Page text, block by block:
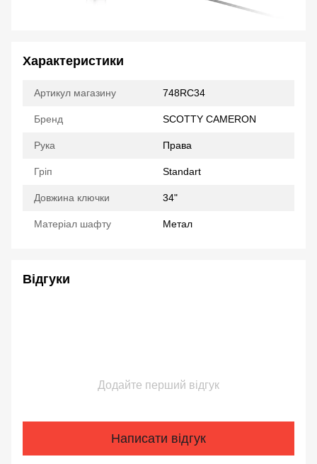
Характеристики
Артикул магазину 748RC34
Бренд SCOTTY CAMERON
Рука Права
Гріп Standart
Довжина ключки 34"
Матеріал шафту Метал
Відгуки
Додайте перший відгук
Написати відгук